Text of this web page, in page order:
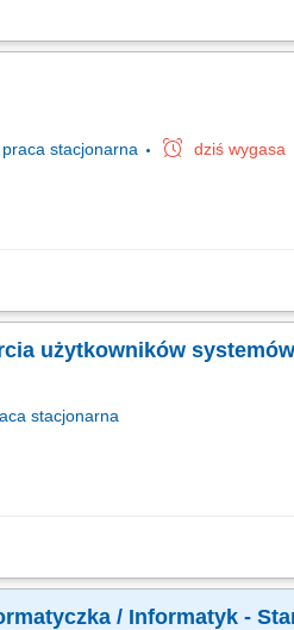
Diagnostyka oraz
praca stacjonarna dziś wygasa
and related learning assets in a
użytkowników
stacjonarna
Diagnostyka oraz
/ Informatyk -